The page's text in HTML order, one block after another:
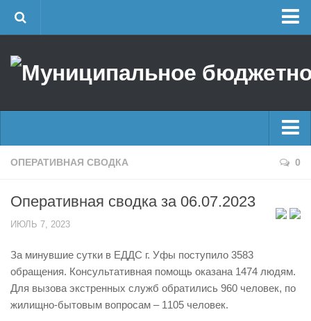
Об учреждении
Районные УГЗ
Поисково-спасательный отряд г. Уфы
Центр размещения пострадавших
Отчеты о реализации муниципальных программ
Документы
История
Главные новости
Оперативная сводка
Половодье
ОПЕРАТИВНАЯ СВОДКА 0
Оперативная сводка за 06.07.2023
ИЮЛЬ 7, 2023
За минувшие сутки в ЕДДС г. Уфы поступило 3583
обращения. Консультативная помощь оказана 1474 людям.
Для вызова экстренных служб обратились 960 человек, по
жилищно-бытовым вопросам – 1105 человек.